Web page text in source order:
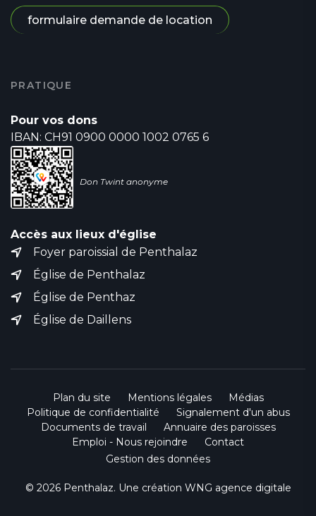
formulaire demande de location
PRATIQUE
Pour vos dons
IBAN: CH91 0900 0000 1002 0765 6
Don Twint anonyme
Accès aux lieux d'église
Foyer paroissial de Penthalaz
Église de Penthalaz
Église de Penthaz
Église de Daillens
Plan du site Mentions légales
Médias
Politique de confidentialité
Signalement d'un abus
Documents de travail
Annuaire des paroisses
Emploi - Nous rejoindre
Contact
Gestion des données
© 2026 Penthalaz. Une création WNG agence digitale